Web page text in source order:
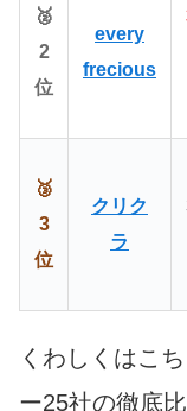
🥈
2
位
every
frecious
🥉
3
位
クリク
ラ
くわしくはこ
ー25社の徹底